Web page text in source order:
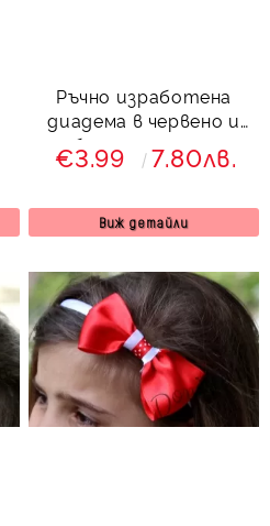
Ръчно изработена
диадема в червено и
бяло за момиче
€3.99 7.80лв.
Виж детайли